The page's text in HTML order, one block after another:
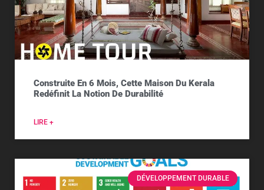
Construite En 6 Mois, Cette Maison Du Kerala
Redéfinit La Notion De Durabilité
LIRE +
DÉVELOPPEMENT DURABLE